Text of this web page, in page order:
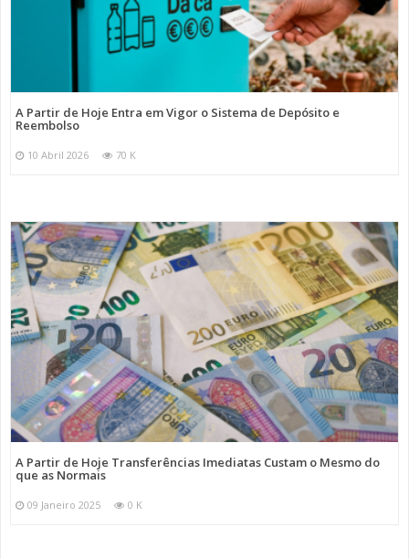
A Partir de Hoje Entra em Vigor o Sistema de Depósito e
Reembolso
10 Abril 2026 70 K
A Partir de Hoje Transferências Imediatas Custam o Mesmo do
que as Normais
09 Janeiro 2025 0 K